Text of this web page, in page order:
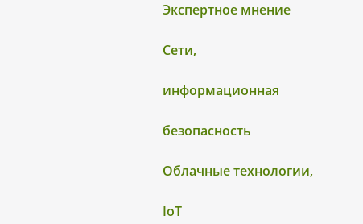
Экспертное мнение
Сети,
информационная
безопасность
Облачные технологии,
IoT